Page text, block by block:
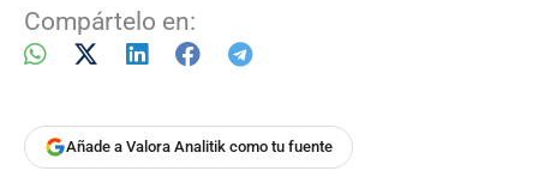
Compártelo en:
Añade a Valora Analitik como tu fuente